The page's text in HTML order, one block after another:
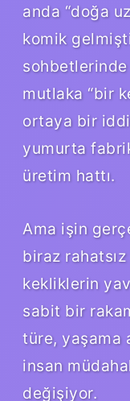
anda “doğa
komik
mutlaka “bir
ortaya bir
yumurta
üretim hattı.
Ama işin
biraz
kekliklerin
sabit bir
türe, yaşama
insan
değişiyor.